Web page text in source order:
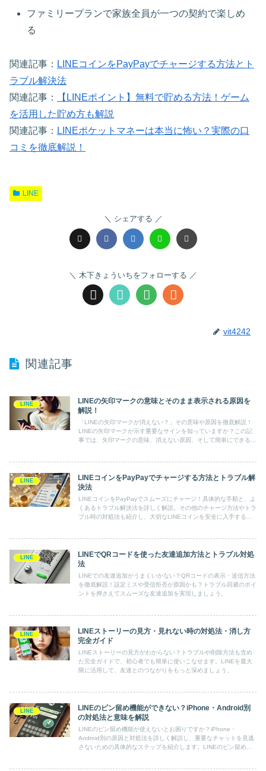
ファミリープランで家族全員が一つの契約で楽しめ
る
関連記事： LINEコインをPayPayでチャージする方法とト
ラブル解決法
関連記事：
【LINEポイント】無料で貯める方法！ゲーム
を活用した貯め方も解説
関連記事： LINEポケットマネーは本当に怖い？実際の口
コミを徹底解説！
LINE
シェアする
木下きょういちをフォローする
vit4242
関連記事
LINE
LINEの矢印マークの意味とそのまま表示される原因を
解説！
「LINEの矢印マークが消えない？」その意味や原因を徹底解説！
LINEの矢印マークが示す重要なサインを知っていますか？この記
事では、矢印マークの意味、消えない原因、そして簡単にできる解
LINE
LINEコインをPayPayでチャージする方法とトラブル解
決法
LINEコインをPayPayでスムーズにチャージ！具体的な手順と、よ
くあるトラブル解決法を詳しく解説。その他のチャージ方法やトラ
ブル時の対処法も紹介し、大切なLINEコインを安全に入手するた
LINE
LINEでQRコードを使った友達追加方法とトラブル対処
法
LINEでの友達追加がうまくいかない？QRコードの表示・送信方法
を徹底解説！設定ミスや受信拒否が原因かも？トラブル回避のポイ
ントを押さえてスムーズな友達追加を実現しましょう。
LINE
LINEストーリーの見方・見れない時の対処法・消し方
完全ガイド
LINEストーリーの見方がわからない？トラブルや削除方法も含め
た完全ガイドで、初心者でも簡単に使いこなせます。LINEを最大
限に活用して、友達とのつながりをもっと深めましょう。
LINE
LINEのピン留め機能ができない？iPhone・Android別
の対処法と意味を解説
LINEのピン留め機能が使えないとお困りですか？iPhone・
Android別の原因と対処法を詳しく解説し、重要なチャットを見逃
さないための具体的なステップを紹介します。LINEのピン留め機